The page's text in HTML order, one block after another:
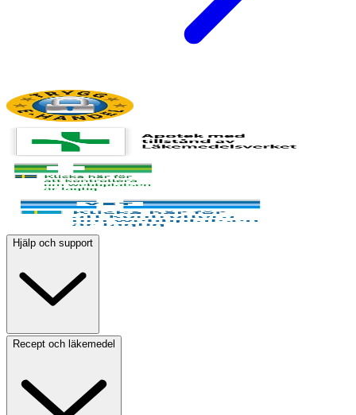
Hjälp och support
Recept och läkemedel